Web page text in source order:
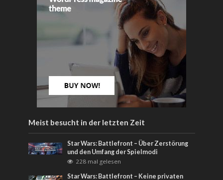
Meist besucht in der letzten Zeit
Star Wars: Battlefront – Über Zerstörung
und den Umfang der Spielmodi
228 mal gelesen
Star Wars: Battlefront – Keine privaten